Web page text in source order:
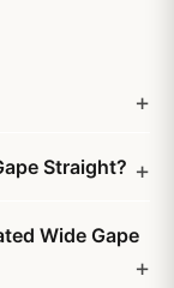
Straight?
Wide Gape